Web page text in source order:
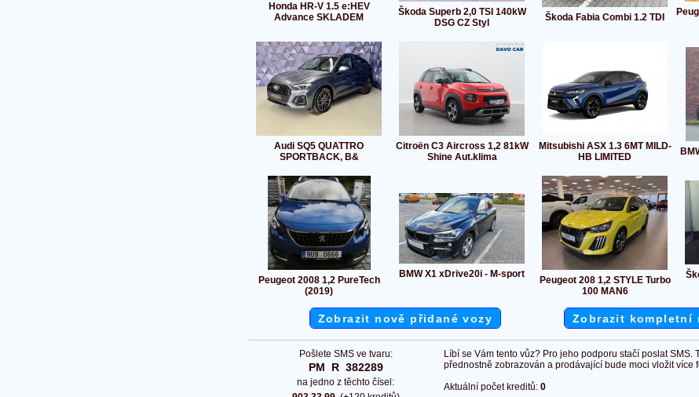
Honda HR-V 1.5 e:HEV
Advance SKLADEM
Škoda Superb 2,0 TSI 140kW
DSG CZ Styl
Škoda Fabia Combi 1.2 TDI
Audi SQ5 QUATTRO
SPORTBACK, B&
Citroën C3 Aircross 1,2 81kW
Shine Aut.klima
Mitsubishi ASX 1.3 6MT MILD-
HB LIMITED
Peugeot 2008 1,2 PureTech
(2019)
BMW X1 xDrive20i - M-sport
Peugeot 208 1,2 STYLE Turbo
100 MAN6
Zobrazit nově přidané vozy Zobrazit kompletní
Pošlete SMS ve tvaru:
PM  R  382289
na jedno z těchto čísel:
Líbí se Vám tento vůz? Pro jeho podporu stačí poslat SMS.
přednostně zobrazován a prodávající bude moci vložit více
Aktuální počet kreditů: 0